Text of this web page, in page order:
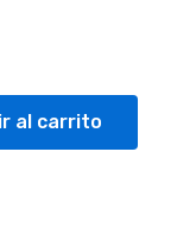
al carrito